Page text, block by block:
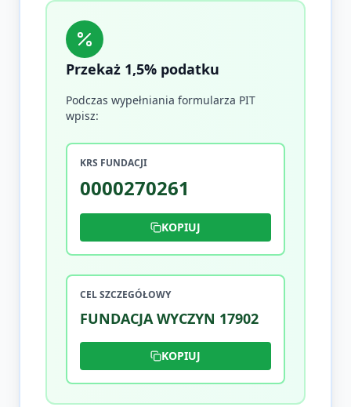
Przekaż 1,5% podatku
Podczas wypełniania formularza PIT
wpisz:
KRS FUNDACJI
0000270261
KOPIUJ
CEL SZCZEGÓŁOWY
FUNDACJA WYCZYN 17902
KOPIUJ